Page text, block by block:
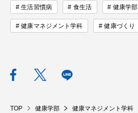
生活習慣病 食生活 健康学部
健康マネジメント学科 健康づくり
TOP 健康学部 健康マネジメント学科